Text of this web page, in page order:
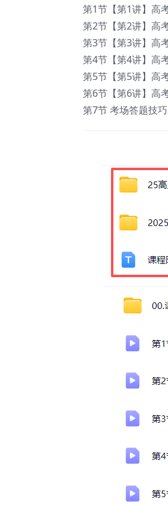
第1节【第1讲】高
第2节【第2讲】高
第3节【第3讲】高
第4节【第4讲】高
第5节【第5讲】高
第6节【第6讲】高
第7节 考场答题技